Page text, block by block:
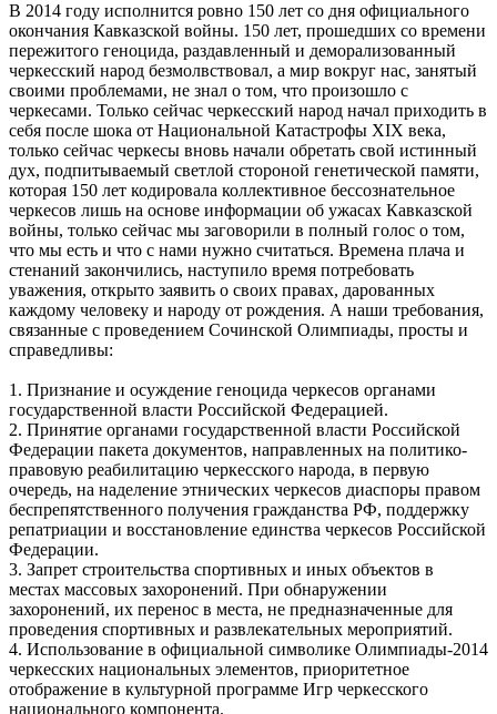
В 2014 году исполнится ровно 150 лет со дня официального
окончания Кавказской войны. 150 лет, прошедших со времени
пережитого геноцида, раздавленный и деморализованный
черкесский народ безмолвствовал, а мир вокруг нас, занятый
своими проблемами, не знал о том, что произошло с
черкесами. Только сейчас черкесский народ начал приходить в
себя после шока от Национальной Катастрофы XIX века,
только сейчас черкесы вновь начали обретать свой истинный
дух, подпитываемый светлой стороной генетической памяти,
которая 150 лет кодировала коллективное бессознательное
черкесов лишь на основе информации об ужасах Кавказской
войны, только сейчас мы заговорили в полный голос о том,
что мы есть и что с нами нужно считаться. Времена плача и
стенаний закончились, наступило время потребовать
уважения, открыто заявить о своих правах, дарованных
каждому человеку и народу от рождения. А наши требования,
связанные с проведением Сочинской Олимпиады, просты и
справедливы:
1. Признание и осуждение геноцида черкесов органами
государственной власти Российской Федерацией.
2. Принятие органами государственной власти Российской
Федерации пакета документов, направленных на политико-
правовую реабилитацию черкесского народа, в первую
очередь, на наделение этнических черкесов диаспоры правом
беспрепятственного получения гражданства РФ, поддержку
репатриации и восстановление единства черкесов Российской
Федерации.
3. Запрет строительства спортивных и иных объектов в
местах массовых захоронений. При обнаружении
захоронений, их перенос в места, не предназначенные для
проведения спортивных и развлекательных мероприятий.
4. Использование в официальной символике Олимпиады-2014
черкесских национальных элементов, приоритетное
отображение в культурной программе Игр черкесского
национального компонента.